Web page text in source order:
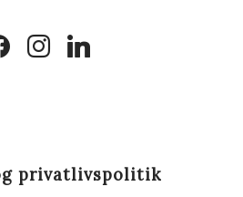
instagramlinkedin
privatlivspolitik